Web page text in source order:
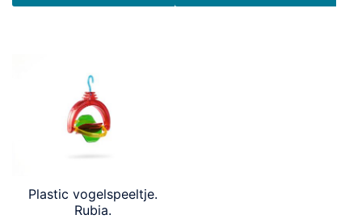
Plastic vogelspeeltje.
Rubia.